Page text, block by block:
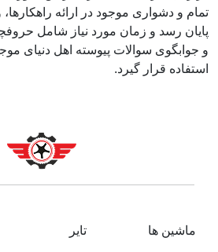
تمام و دشواری موجود در ارائه
پایان رسد و زمان مورد نیاز شامل
و جوابگوی سوالات پیوسته اهل دنیای
استفاده قرار گیرد.
ماشین ها تایر